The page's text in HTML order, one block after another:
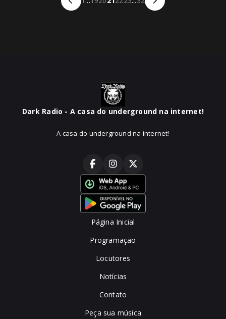
Dark Radio - A casa do underground na internet!
A casa do underground na internet!
Página Inicial
Programação
Locutores
Notícias
Contato
Peça sua música